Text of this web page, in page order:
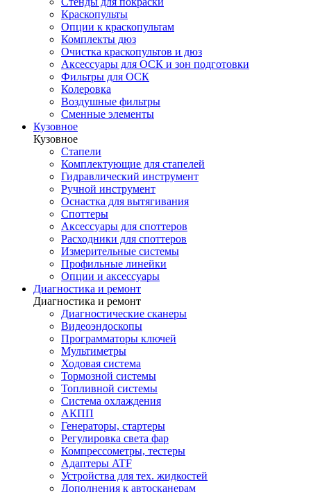
Краскопульты
Опции к краскопультам
Комплекты дюз
Очистка краскопультов и дюз
Аксессуары для ОСК и зон подготовки
Фильтры для ОСК
Колеровка
Воздушные фильтры
Сменные элементы
Кузовное
Кузовное
Стапели
Комплектующие для стапелей
Гидравлический инструмент
Ручной инструмент
Оснастка для вытягивания
Споттеры
Аксессуары для споттеров
Расходники для споттеров
Измерительные системы
Профильные линейки
Опции и аксессуары
Диагностика и ремонт
Диагностика и ремонт
Диагностические сканеры
Видеоэндоскопы
Программаторы ключей
Мультиметры
Ходовая система
Тормозной системы
Топливной системы
Система охлаждения
АКПП
Генераторы, стартеры
Регулировка света фар
Компрессометры, тестеры
Адаптеры ATF
Устройства для тех. жидкостей
Дополнения к автосканерам